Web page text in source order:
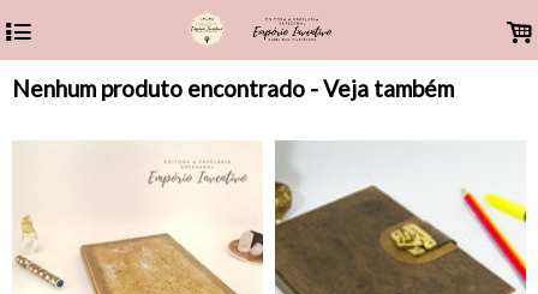
4 .
Nenhum produto encontrado - Veja também